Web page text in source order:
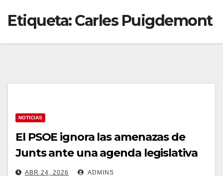
Etiqueta:Carles Puigdemont
NOTICIAS
El PSOE ignora las amenazas de
Junts ante una agenda legislativa
en mínimos y sin fecha para los
ABR 24, 2026 ADMINS